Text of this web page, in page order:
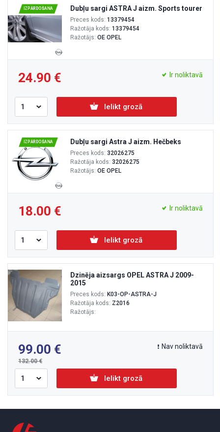
IZPĀRDOŠANA Dubļu sargi ASTRA J aizm. Sports tourer
Preces kods: 13379454
Ražotāja kods: 13379454
Ražotājs: OE OPEL
24.90 Ir noliktavā
Ielikt grozā
IZPĀRDOŠANA Dubļu sargi Astra J aizm. Hečbeks
Preces kods: 32026275
Ražotāja kods: 32026275
Ražotājs: OE OPEL
18.00 Ir noliktavā
Ielikt grozā
Dzinēja aizsargs OPEL ASTRA J 2009-
2015
Preces kods: K03-OP-ASTRA-J
Ražotāja kods: Z2016
Ražotājs:
99.00
132.00
Nav noliktavā
Ielikt grozā